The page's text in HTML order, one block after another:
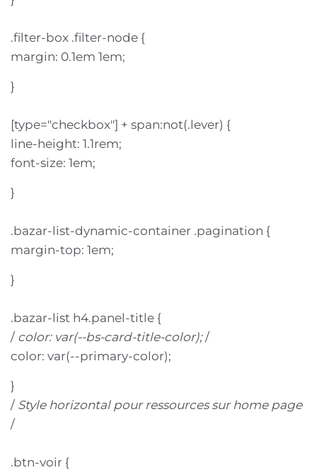
.filter-box .filter-node {
margin: 0.1em 1em;
}
[type="checkbox"] + span:not(.lever) {
line-height: 1.1rem;
font-size: 1em;
}
.bazar-list-dynamic-container .pagination {
margin-top: 1em;
}
.bazar-list h4.panel-title {
/ color: var(--bs-card-title-color);/
color: var(--primary-color);
}
/ Style horizontal pour ressources sur home page
/
.btn-voir {